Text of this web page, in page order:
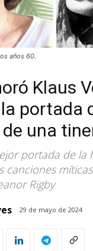
años 60.
Klaus
portada
una
portada de la
canciones
Rigby
29 de mayo de 2024